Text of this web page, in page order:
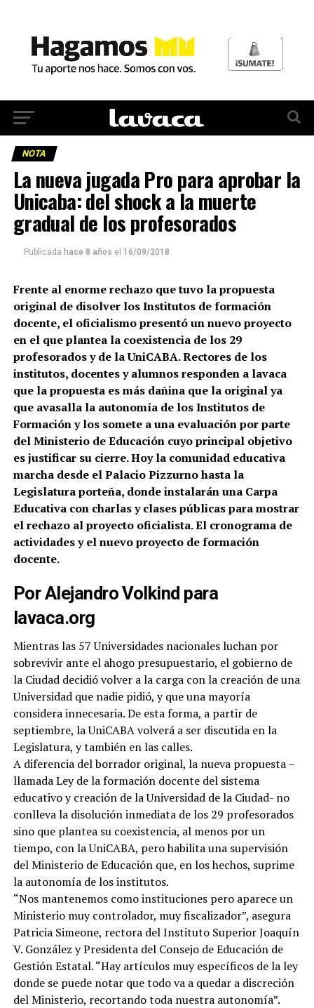
NOTA
La nueva jugada Pro para aprobar la
Unicaba: del shock a la muerte
gradual de los profesorados
Publicada hace 8 años el 16/09/2018
Frente al enorme rechazo que tuvo la propuesta
original de disolver los Institutos de formación
docente, el oficialismo presentó un nuevo proyecto
en el que plantea la coexistencia de los 29
profesorados y de la UniCABA. Rectores de los
institutos, docentes y alumnos responden a lavaca
que la propuesta es más dañina que la original ya
que avasalla la autonomía de los Institutos de
Formación y los somete a una evaluación por parte
del Ministerio de Educación cuyo principal objetivo
es justificar su cierre. Hoy la comunidad educativa
marcha desde el Palacio Pizzurno hasta la
Legislatura porteña, donde instalarán una Carpa
Educativa con charlas y clases públicas para mostrar
el rechazo al proyecto oficialista. El cronograma de
actividades y el nuevo proyecto de formación
docente.
Por Alejandro Volkind para
lavaca.org
Mientras las 57 Universidades nacionales luchan por
sobrevivir ante el ahogo presupuestario, el gobierno de
la Ciudad decidió volver a la carga con la creación de una
Universidad que nadie pidió, y que una mayoría
considera innecesaria. De esta forma, a partir de
septiembre, la UniCABA volverá a ser discutida en la
Legislatura, y también en las calles.
A diferencia del borrador original, la nueva propuesta –
llamada Ley de la formación docente del sistema
educativo y creación de la Universidad de la Ciudad- no
conlleva la disolución inmediata de los 29 profesorados
sino que plantea su coexistencia, al menos por un
tiempo, con la UniCABA, pero habilita una supervisión
del Ministerio de Educación que, en los hechos, suprime
la autonomía de los institutos.
“Nos mantenemos como instituciones pero aparece un
Ministerio muy controlador, muy fiscalizador”, asegura
Patricia Simeone, rectora del Instituto Superior Joaquín
V. González y Presidenta del Consejo de Educación de
Gestión Estatal. “Hay artículos muy específicos de la ley
donde se puede notar que todo va a quedar a discreción
del Ministerio, recortando toda nuestra autonomía”.